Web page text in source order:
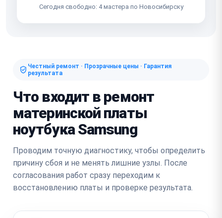
Сегодня свободно: 4 мастера по Новосибирску
Честный ремонт · Прозрачные цены · Гарантия
результата
Что входит в ремонт
материнской платы
ноутбука Samsung
Проводим точную диагностику, чтобы определить
причину сбоя и не менять лишние узлы. После
согласования работ сразу переходим к
восстановлению платы и проверке результата.